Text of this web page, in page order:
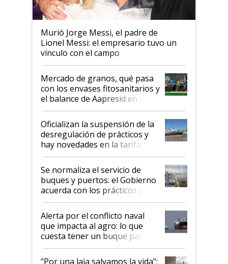
Murió Jorge Messi, el padre de
Lionel Messi: el empresario tuvo un
vínculo con el campo
Mercado de granos, qué pasa
con los envases fitosanitarios y
el balance de Aapresid en La
Posta
Oficializan la suspensión de la
desregulación de prácticos y
hay novedades en la tarifa de
la hidrovía
Se normaliza el servicio de
buques y puertos: el Gobierno
acuerda con los prácticos y
suspende el decreto de
desregulación
Alerta por el conflicto naval
que impacta al agro: lo que
cuesta tener un buque parado
y el peligro de que Argentina
pase a ser "país sucio"
"Por una laja salvamos la vida":